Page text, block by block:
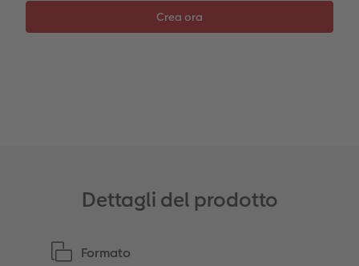
Coffeetable Book «Art Collection»
Barattolo per croccantini con foto
Dettagli del prodotto
Formato